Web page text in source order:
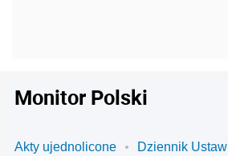
Monitor Polski
Akty ujednolicone
Dziennik Ustaw